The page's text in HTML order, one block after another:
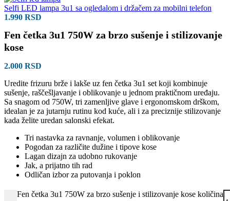
Selfi LED lampa 3u1 sa ogledalom i držačem za mobilni telefon
1.990 RSD
Fen četka 3u1 750W za brzo sušenje i stilizovanje
kose
2.000 RSD
Uredite frizuru brže i lakše uz fen četka 3u1 set koji kombinuje
sušenje, raščešljavanje i oblikovanje u jednom praktičnom uređaju.
Sa snagom od 750W, tri zamenljive glave i ergonomskom drškom,
idealan je za jutarnju rutinu kod kuće, ali i za preciznije stilizovanje
kada želite uredan salonski efekat.
Tri nastavka za ravnanje, volumen i oblikovanje
Pogodan za različite dužine i tipove kose
Lagan dizajn za udobno rukovanje
Jak, a prijatno tih rad
Odličan izbor za putovanja i poklon
Fen četka 3u1 750W za brzo sušenje i stilizovanje kose količina